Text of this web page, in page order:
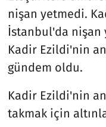
nişan yetmedi.
İstanbul'da nişan
Kadir Ezildi'nin
gündem oldu.
Kadir Ezildi'nin
takmak için